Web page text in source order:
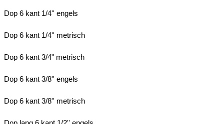
Dop 6 kant 1/4'' engels
Dop 6 kant 1/4'' metrisch
Dop 6 kant 3/4" metrisch
Dop 6 kant 3/8'' engels
Dop 6 kant 3/8'' metrisch